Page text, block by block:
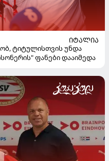
ᲘᲢᲐᲚᲘᲐ
ტიტულისთვის უნდა
ფანები დააიმედა